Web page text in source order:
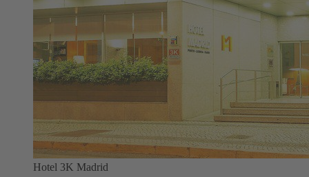
Hotel 3K Madrid